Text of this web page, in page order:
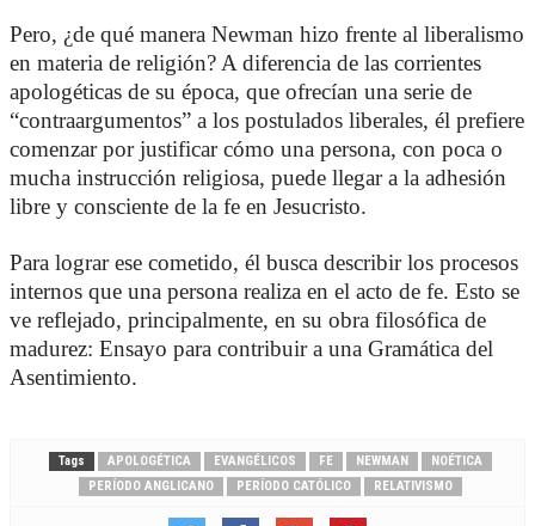
Pero, ¿de qué manera Newman hizo frente al liberalismo
en materia de religión? A diferencia de las corrientes
apologéticas de su época, que ofrecían una serie de
“contraargumentos” a los postulados liberales, él prefiere
comenzar por justificar cómo una persona, con poca o
mucha instrucción religiosa, puede llegar a la adhesión
libre y consciente de la fe en Jesucristo.
Para lograr ese cometido, él busca describir los procesos
internos que una persona realiza en el acto de fe. Esto se
ve reflejado, principalmente, en su obra filosófica de
madurez: Ensayo para contribuir a una Gramática del
Asentimiento.
Tags APOLOGÉTICA EVANGÉLICOS FE NEWMAN
NOÉTICA
PERÍODO ANGLICANO
PERÍODO CATÓLICO RELATIVISMO